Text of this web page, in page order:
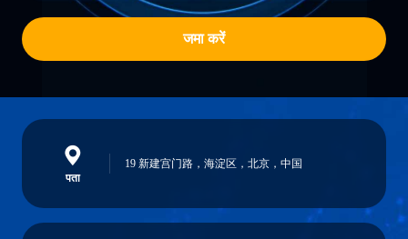
जमा करें
पता
19 新建宫门路，海淀区，北京，中国